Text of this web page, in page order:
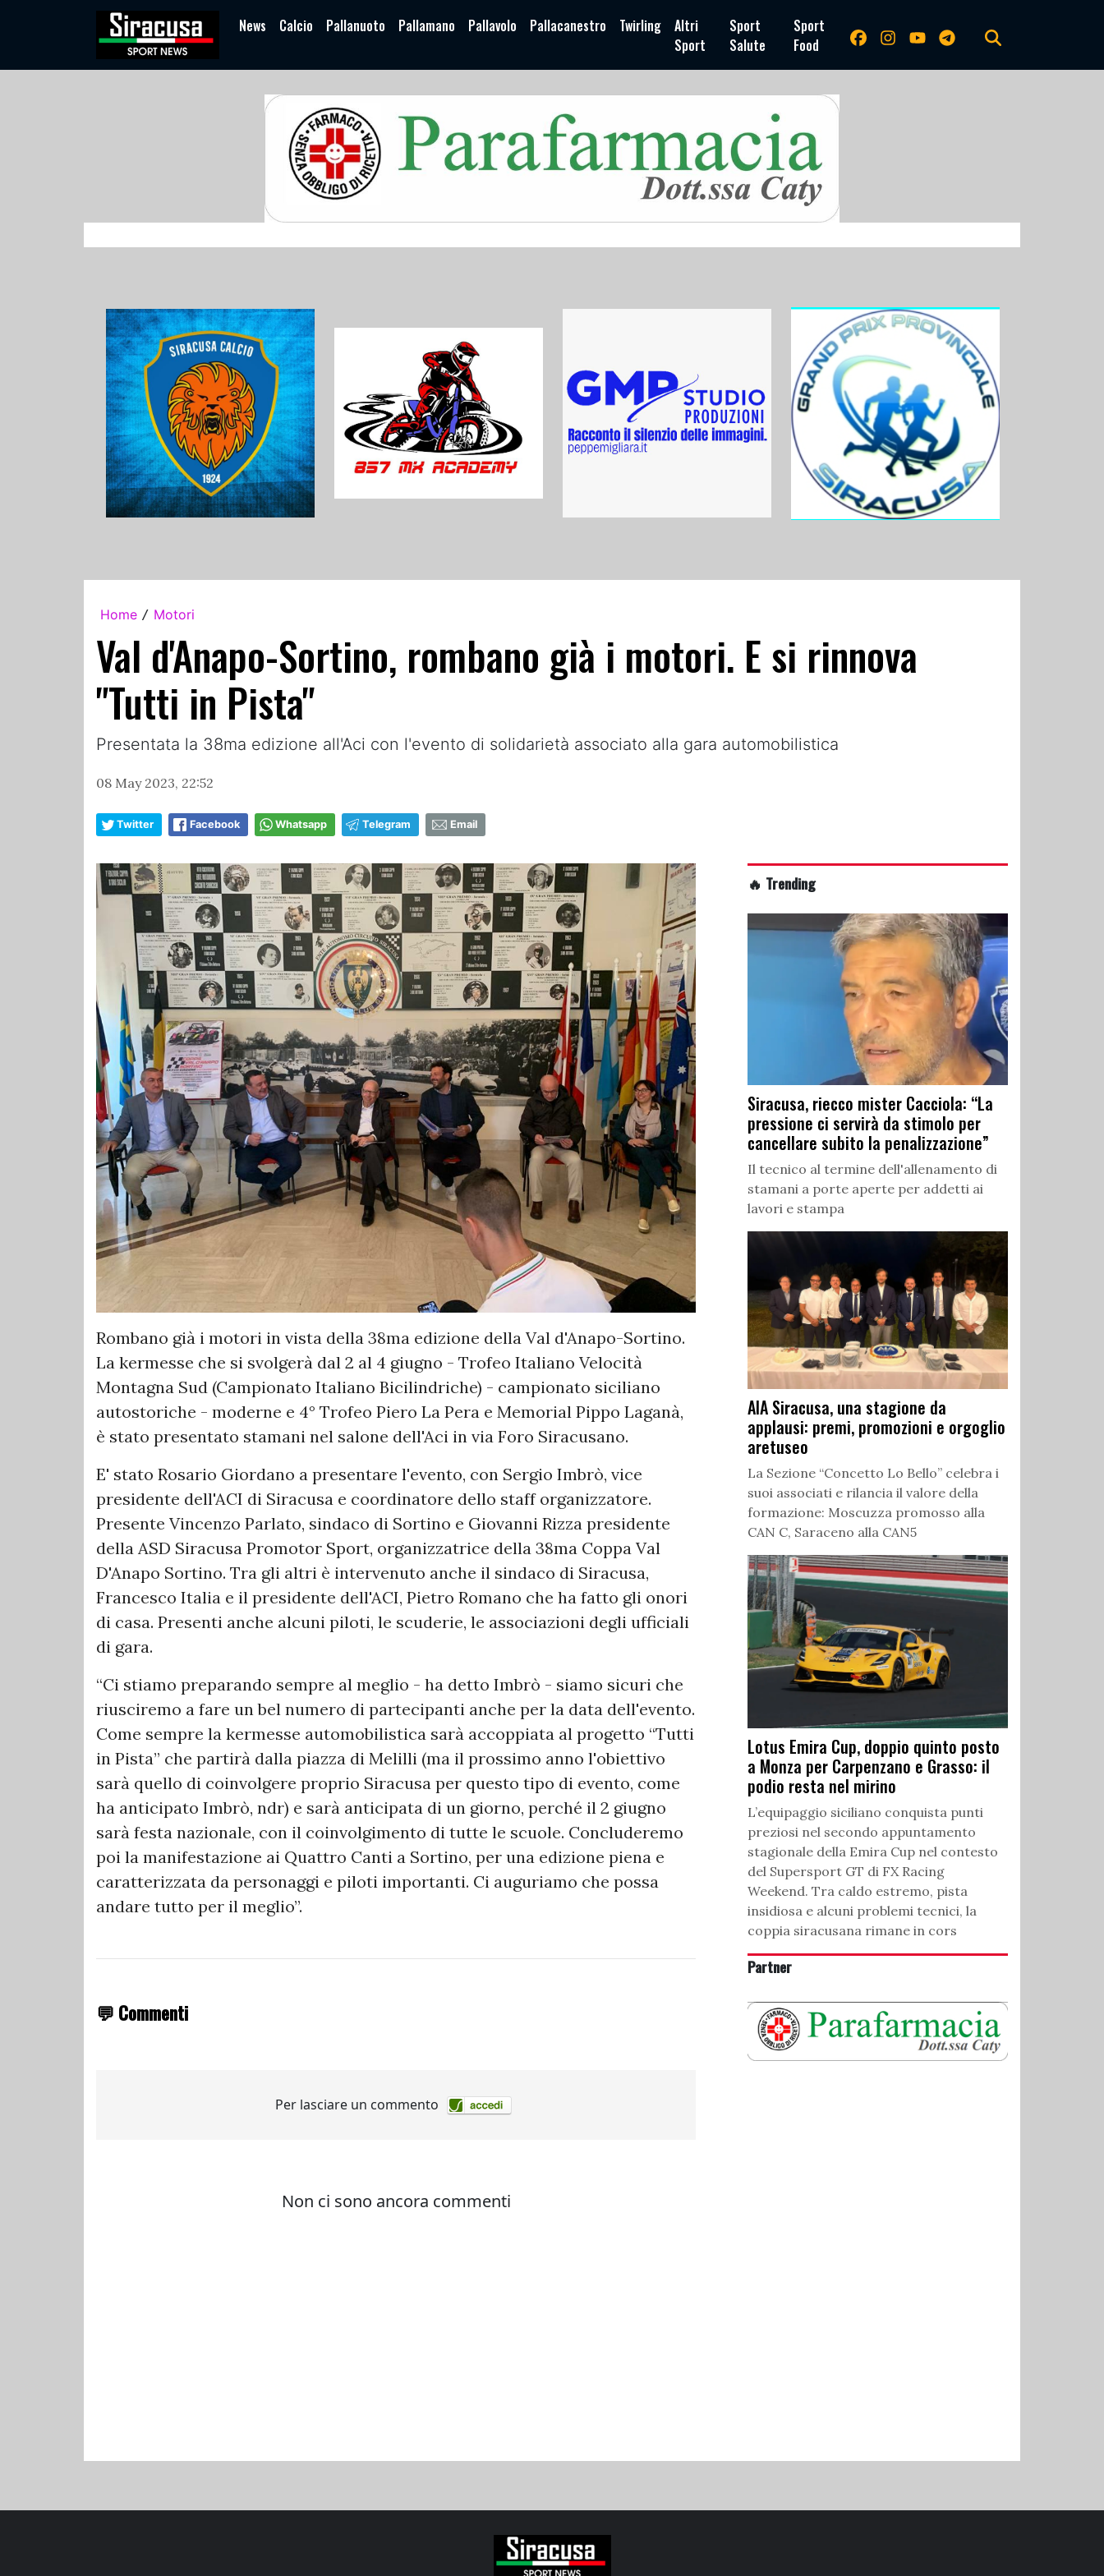
News Calcio Pallanuoto Pallamano Pallavolo Pallacanestro Twirling
Altri
Sport
Sport
Salute
Sport
Food
Home / Motori
Val d'Anapo-Sortino, rombano già i motori. E si rinnova
"Tutti in Pista"
Presentata la 38ma edizione all'Aci con l'evento di solidarietà associato alla gara automobilistica
08 May 2023, 22:52
Twitter Facebook Whatsapp Telegram Email
Rombano già i motori in vista della 38ma edizione della Val d'Anapo-Sortino.
La kermesse che si svolgerà dal 2 al 4 giugno - Trofeo Italiano Velocità
Montagna Sud (Campionato Italiano Bicilindriche) - campionato siciliano
autostoriche - moderne e 4° Trofeo Piero La Pera e Memorial Pippo Laganà,
è stato presentato stamani nel salone dell'Aci in via Foro Siracusano.
E' stato Rosario Giordano a presentare l'evento, con Sergio Imbrò, vice
presidente dell'ACI di Siracusa e coordinatore dello staff organizzatore.
Presente Vincenzo Parlato, sindaco di Sortino e Giovanni Rizza presidente
della ASD Siracusa Promotor Sport, organizzatrice della 38ma Coppa Val
D'Anapo Sortino. Tra gli altri è intervenuto anche il sindaco di Siracusa,
Francesco Italia e il presidente dell'ACI, Pietro Romano che ha fatto gli onori
di casa. Presenti anche alcuni piloti, le scuderie, le associazioni degli ufficiali
di gara.
“Ci stiamo preparando sempre al meglio - ha detto Imbrò - siamo sicuri che
riusciremo a fare un bel numero di partecipanti anche per la data dell'evento.
Come sempre la kermesse automobilistica sarà accoppiata al progetto “Tutti
in Pista” che partirà dalla piazza di Melilli (ma il prossimo anno l'obiettivo
sarà quello di coinvolgere proprio Siracusa per questo tipo di evento, come
ha anticipato Imbrò, ndr) e sarà anticipata di un giorno, perché il 2 giugno
sarà festa nazionale, con il coinvolgimento di tutte le scuole. Concluderemo
poi la manifestazione ai Quattro Canti a Sortino, per una edizione piena e
caratterizzata da personaggi e piloti importanti. Ci auguriamo che possa
andare tutto per il meglio”.
💬 Commenti
🔥 Trending
Siracusa, riecco mister Cacciola: “La
pressione ci servirà da stimolo per
cancellare subito la penalizzazione”
Il tecnico al termine dell'allenamento di
stamani a porte aperte per addetti ai
lavori e stampa
AIA Siracusa, una stagione da
applausi: premi, promozioni e orgoglio
aretuseo
La Sezione “Concetto Lo Bello” celebra i
suoi associati e rilancia il valore della
formazione: Moscuzza promosso alla
CAN C, Saraceno alla CAN5
Lotus Emira Cup, doppio quinto posto
a Monza per Carpenzano e Grasso: il
podio resta nel mirino
L’equipaggio siciliano conquista punti
preziosi nel secondo appuntamento
stagionale della Emira Cup nel contesto
del Supersport GT di FX Racing
Weekend. Tra caldo estremo, pista
insidiosa e alcuni problemi tecnici, la
coppia siracusana rimane in cors
Partner